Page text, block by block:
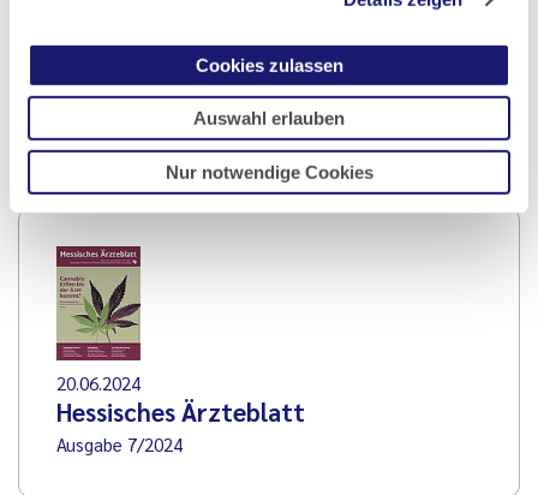
Cookies zulassen
Auswahl erlauben
Nur notwendige Cookies
wünschen Ihnen viel Gewinn bei der Lektüre.
Prof. Dr. med. Johannes Pantel, PD Dr. med. Rupert
Püllen, PD Dr. med. Mathias Pfisterer
20.06.2024
Hessisches Ärzteblatt
Ausgabe 7/2024